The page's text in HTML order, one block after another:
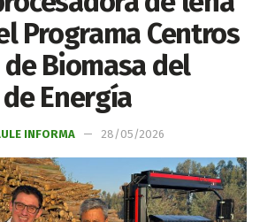
Programa Centros
Biomasa del
Energía
INFORMA 28/05/2026